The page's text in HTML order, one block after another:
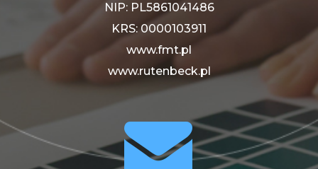
NIP: PL5861041486
KRS: 0000103911
www.fmt.pl
www.rutenbeck.pl

